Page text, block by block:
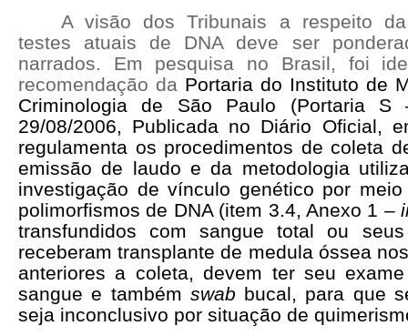
A visão dos Tribunais a respeito
testes atuais de DNA deve ser
narrados. Em pesquisa no Brasil, foi
recomendação da Portaria do Instituto de
Criminologia de São Paulo (Portaria
29/08/2006, Publicada no Diário Oficial,
regulamenta os procedimentos de coleta
emissão de laudo e da metodologia
investigação de vínculo genético por
polimorfismos de DNA (item 3.4, Anexo 1 –
transfundidos com sangue total ou
receberam transplante de medula óssea
anteriores a coleta, devem ter seu
sangue e também swab bucal, para que
seja inconclusivo por situação de